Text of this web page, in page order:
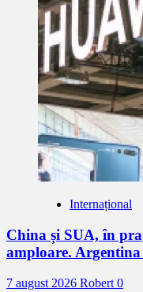
Internațional
China și SUA, în
amploare.
7 august 2026 Robert 0